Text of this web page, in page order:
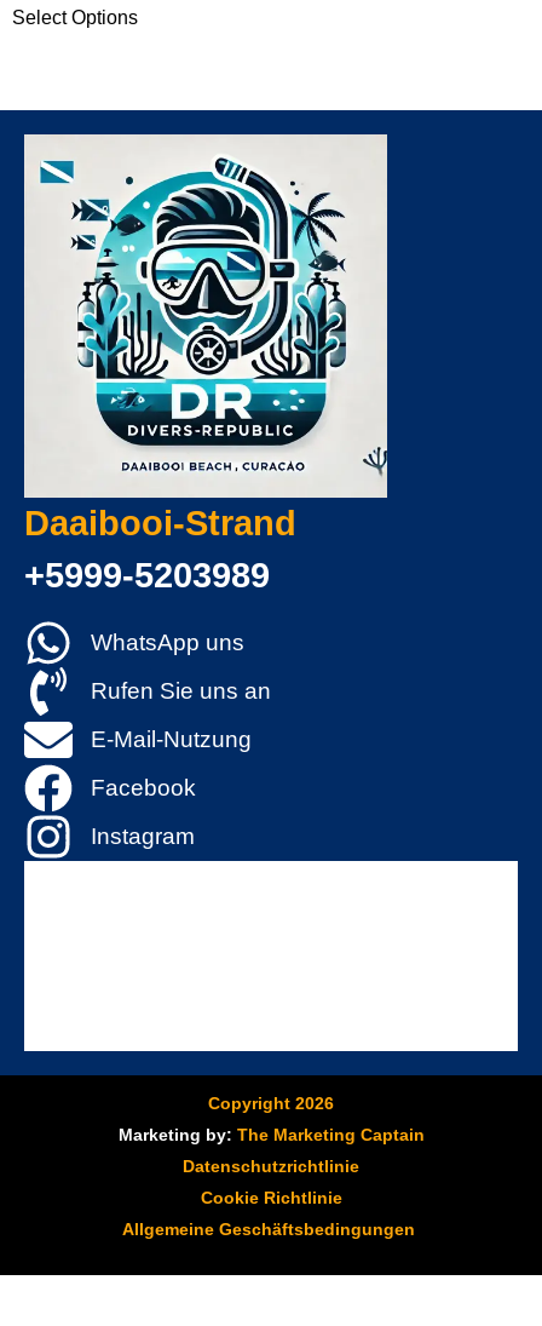
Select Options
Daaibooi-Strand
+5999-5203989
WhatsApp uns
Rufen Sie uns an
E-Mail-Nutzung
Facebook
Instagram
Copyright 2026
Marketing by: The Marketing Captain
Datenschutzrichtlinie
Cookie Richtlinie
Allgemeine Geschäftsbedingungen